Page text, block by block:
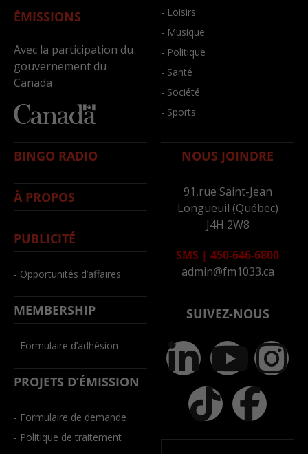
ÉMISSIONS
Avec la participation du
gouvernement du
Canada
- Loisirs
- Musique
- Politique
- Santé
- Société
- Sports
BINGO RADIO
À PROPOS
PUBLICITÉ
- Opportunités d’affaires
MEMBERSHIP
- Formulaire d’adhésion
PROJETS D’ÉMISSION
- Formulaire de demande
- Politique de traitement
NOUS JOINDRE
91,rue Saint-Jean
Longueuil (Québec)
J4H 2W8
SMS | 450-646-6800
admin@fm1033.ca
SUIVEZ-NOUS